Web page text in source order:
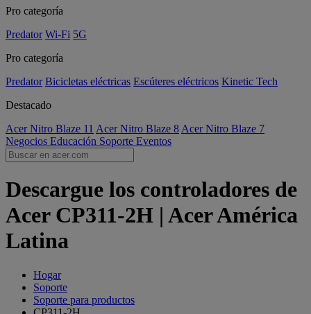
Pro categoría
Predator Wi-Fi 5G
Pro categoría
Predator Bicicletas eléctricas Escúteres eléctricos Kinetic Tech
Destacado
Acer Nitro Blaze 11 Acer Nitro Blaze 8 Acer Nitro Blaze 7
Negocios Educación Soporte Eventos
Descargue los controladores de
Acer CP311-2H | Acer América
Latina
Hogar
Soporte
Soporte para productos